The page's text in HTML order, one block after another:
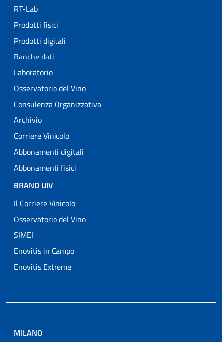
RT-Lab
Prodotti fisici
Prodotti digitali
Banche dati
Laboratorio
Osservatorio del Vino
Consulenza Organizzativa
Archivio
Corriere Vinicolo
Abbonamenti digitali
Abbonamenti fisici
BRAND UIV
Il Corriere Vinicolo
Osservatorio del Vino
SIMEI
Enovitis in Campo
Enovitis Extreme
MILANO